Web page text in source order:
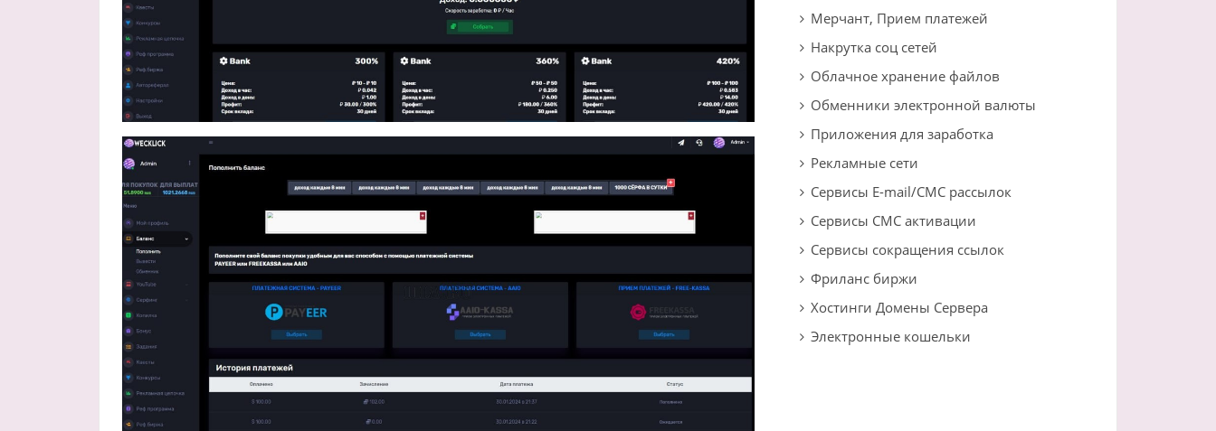
Мерчант, Прием платежей
Накрутка соц сетей
Облачное хранение файлов
Обменники электронной валюты
Приложения для заработка
Рекламные сети
Сервисы E-mail/СМС рассылок
Сервисы СМС активации
Сервисы сокращения ссылок
Фриланс биржи
Хостинги Домены Сервера
Электронные кошельки